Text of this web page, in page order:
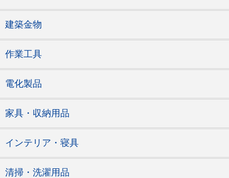
建築金物
作業工具
電化製品
家具・収納用品
インテリア・寝具
清掃・洗濯用品